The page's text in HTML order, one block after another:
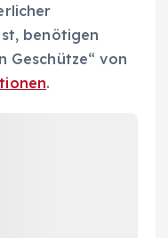
benötigen
Geschütze“ von
.